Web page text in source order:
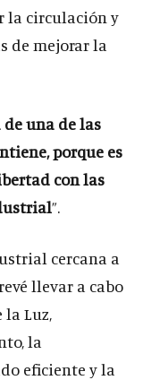
la circulación y
de mejorar la
de una de las
porque es
con las
”.
cercana a
llevar a cabo
la Luz,
la
eficiente y la